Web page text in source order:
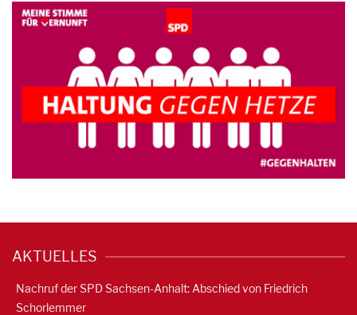
AKTUELLES
Nachruf der SPD Sachsen-Anhalt: Abschied von Friedrich
Schorlemmer